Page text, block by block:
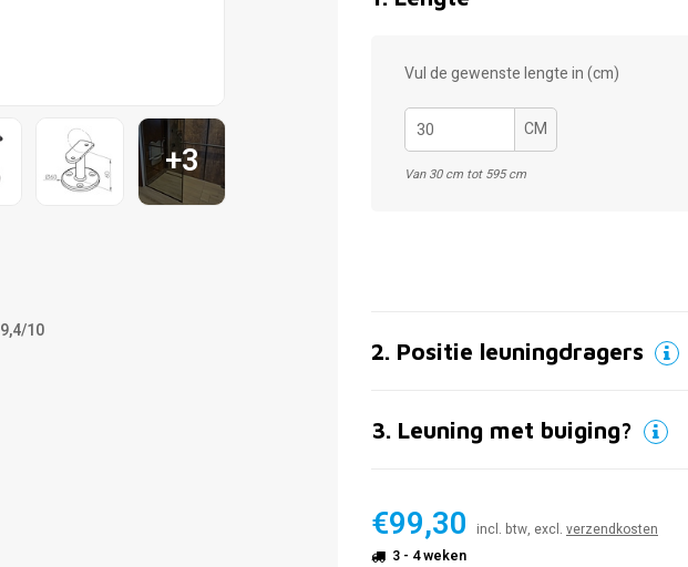
+3
9,4/10
Vul de gewenste lengte in (cm)
CM
Van 30 cm tot 595 cm
2. Positie leuningdragers
3. Leuning met buiging?
€99,30 incl. btw, excl. verzendkosten
3 - 4 weken